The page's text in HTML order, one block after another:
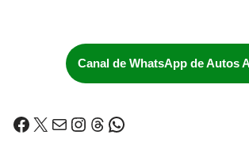
Canal de WhatsApp de Autos